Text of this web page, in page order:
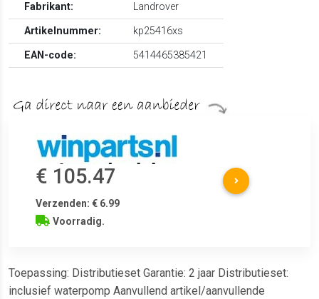
Fabrikant:
Landrover
Artikelnummer:
kp25416xs
EAN-code:
5414465385421
€ 105.47
Verzenden: € 6.99
Voorradig.
Toepassing: Distributieset Garantie: 2 jaar Distributieset:
inclusief waterpomp Aanvullend artikel/aanvullende